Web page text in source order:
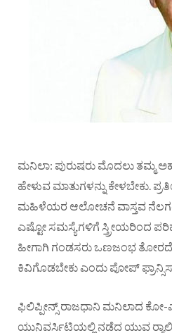
ಮನಿಲಾ: ಪುರುಷರು ಮೊದಲು ತಮ್ಮ
ಹೇಳುವ ಮಾತುಗಳನ್ನು ಕೇಳಬೇಕು.
ಮಹಿಳೆಯರ ಆಲೋಚನೆ ವಾಸ್ತವ
ಎಷ್ಟೋ ಸಮಸ್ಯೆಗಳಿಗೆ ಸ್ತ್ರೀಯರಿಂದ
ಹೀಗಾಗಿ ಗಂಡಸರು ಒಣಜಂಭ ತೋರದೆ
ಕಿವಿಗೊಡಬೇಕು ಎಂದು ಪೋಪ್ ಫ್ರಾನ್ಸಿಸ್
ಫಿಲಿಪ್ಪೀನ್ಸ್ ರಾಜಧಾನಿ ಮನಿಲಾದ
ಯುನಿವರ್ಸಿಟಿಯಲ್ಲಿ ನಡೆದ ಯುವ